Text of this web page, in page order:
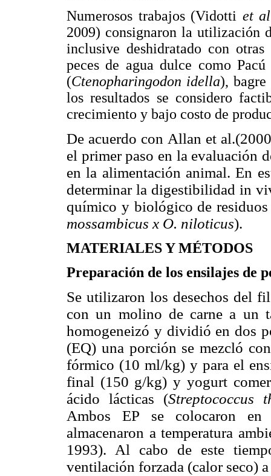
Numerosos trabajos (Vidotti et al
2009) consignaron la utilización
inclusive deshidratado con
peces de agua dulce como
(Ctenopharingodon idella),
los resultados se considero
crecimiento y bajo costo de
De acuerdo con Allan et
el primer paso en la evaluación
en la alimentación animal. En
determinar la digestibilidad in
químico y biológico de
mossambicus x O. niloticus).
MATERIALES Y MÉTODOS
Preparación de los ensilajes de
Se utilizaron los desechos del
con un molino de carne a un
homogeneizó y dividió en dos
(EQ) una porción se mezcló
fórmico (10 ml/kg) y para el
final (150 g/kg) y yogurt
ácido lácticas (Streptococcus
Ambos EP se colocaron
almacenaron a temperatura
1993). Al cabo de este
ventilación forzada (calor seco)